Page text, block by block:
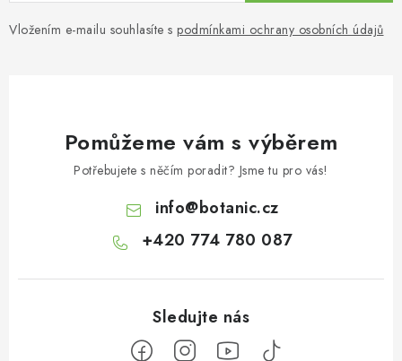
Vložením e-mailu souhlasíte s podmínkami ochrany osobních údajů
Pomůžeme vám s výběrem
Potřebujete s něčím poradit? Jsme tu pro vás!
info@botanic.cz
+420 774 780 087